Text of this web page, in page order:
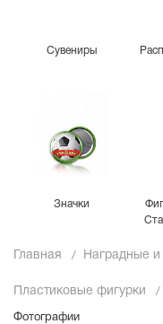
Сувениры
Значки
Главная Наградные и
Пластиковые фигурки
Фотографии